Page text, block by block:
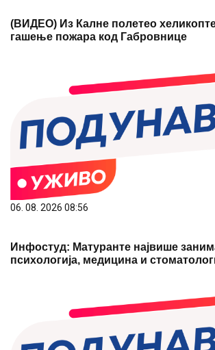
Инфостуд: Матуранте највише
психологија, медицина и
Вучић честитао Дан рудара:
један од стубова привреде